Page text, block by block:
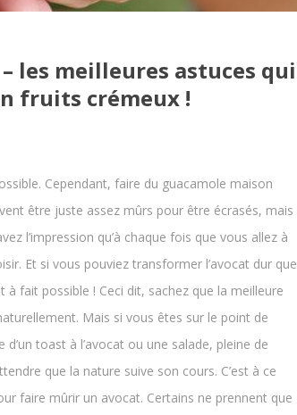
les meilleures astuces qui
fruits crémeux !
Cependant, faire du guacamole maison
être juste assez mûrs pour être écrasés, mais
l’impression qu’à chaque fois que vous allez à
Et si vous pouviez transformer l’avocat dur que
à fait possible ! Ceci dit, sachez que la meilleure
Mais si vous êtes sur le point de
toast à l’avocat ou une salade, pleine de
que la nature suive son cours. C’est à ce
faire mûrir un avocat. Certains ne prennent que